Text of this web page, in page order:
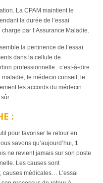
La CPAM maintient le
la durée de l’essai
par l’Assurance Maladie.
la pertinence de l’essai
dans la cellule de
professionnelle : c’est-à-dire
maladie, le médecin conseil, le
les accords du médecin
:
pour favoriser le retour en
savons qu’aujourd’hui, 1
ne revient jamais sur son poste
Les causes sont
causes médicales… L’essai